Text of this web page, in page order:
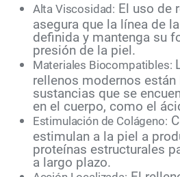
Alta Viscosidad: El uso de
asegura que la línea de
definida y mantenga su
presión de la piel.
Materiales Biocompatibles:
rellenos modernos están
sustancias que se
en el cuerpo, como el
Estimulación de Colágeno:
estimulan a la piel a
proteínas estructurales
a largo plazo.